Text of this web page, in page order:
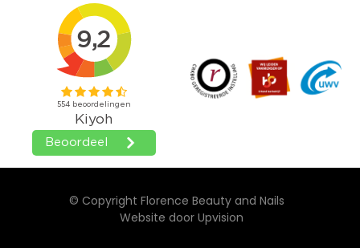
© Copyright Florence Beauty and Nails
Website door Upvision